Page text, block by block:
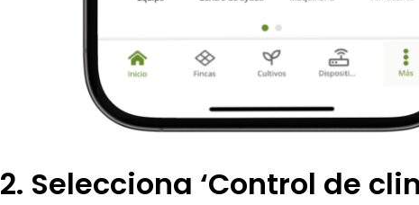
2. Selecciona ‘Control de